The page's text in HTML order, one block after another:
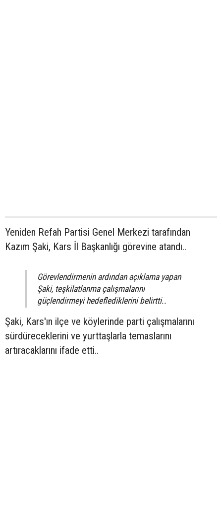
Yeniden Refah Partisi Genel Merkezi tarafından
Kazım Şaki, Kars İl Başkanlığı görevine atandı..
Görevlendirmenin ardından açıklama yapan
Şaki, teşkilatlanma çalışmalarını
güçlendirmeyi hedeflediklerini belirtti..
Şaki, Kars'ın ilçe ve köylerinde parti çalışmalarını
sürdüreceklerini ve yurttaşlarla temaslarını
artıracaklarını ifade etti..